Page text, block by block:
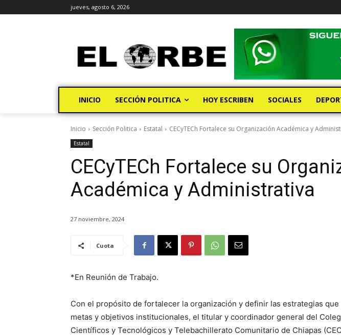
jueves, agosto 6, 2026
INICIO SECCIÓN POLITICA HOY ESCRIBEN SOCIALES
Inicio Sección Politica Estatal CECyTECh Fortalece su Organización Académica y
Estatal
CECyTECh Fortalece su
Académica y Administrativa
27 noviembre, 2024
Cuota
*En Reunión de Trabajo.
Con el propósito de fortalecer la organización y definir las estrategias que
metas y objetivos institucionales, el titular y coordinador general del
Científicos y Tecnológicos y Telebachillerato Comunitario de Chiapas